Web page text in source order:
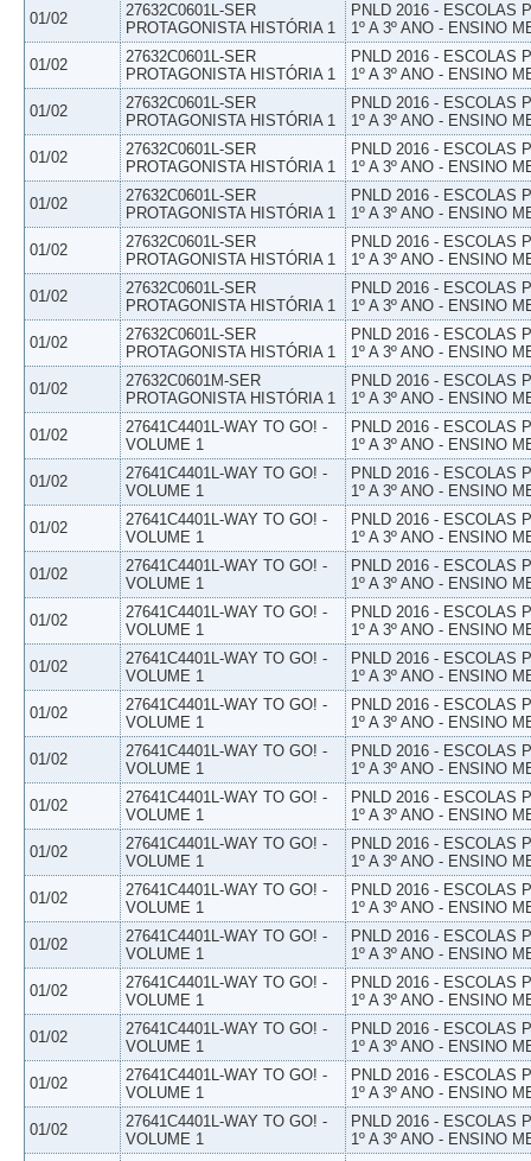
01/02
27632C0601L-SER
PROTAGONISTA HISTÓRIA 1
PNLD 2016 - ESCOLAS
1º A 3º ANO - ENSINO
01/02
27632C0601L-SER
PROTAGONISTA HISTÓRIA 1
PNLD 2016 - ESCOLAS
1º A 3º ANO - ENSINO
01/02
27632C0601L-SER
PROTAGONISTA HISTÓRIA 1
PNLD 2016 - ESCOLAS
1º A 3º ANO - ENSINO
01/02
27632C0601L-SER
PROTAGONISTA HISTÓRIA 1
PNLD 2016 - ESCOLAS
1º A 3º ANO - ENSINO
01/02
27632C0601L-SER
PROTAGONISTA HISTÓRIA 1
PNLD 2016 - ESCOLAS
1º A 3º ANO - ENSINO
01/02
27632C0601L-SER
PROTAGONISTA HISTÓRIA 1
PNLD 2016 - ESCOLAS
1º A 3º ANO - ENSINO
01/02
27632C0601L-SER
PROTAGONISTA HISTÓRIA 1
PNLD 2016 - ESCOLAS
1º A 3º ANO - ENSINO
01/02
27632C0601L-SER
PROTAGONISTA HISTÓRIA 1
PNLD 2016 - ESCOLAS
1º A 3º ANO - ENSINO
01/02
27632C0601M-SER
PROTAGONISTA HISTÓRIA 1
PNLD 2016 - ESCOLAS
1º A 3º ANO - ENSINO
01/02
27641C4401L-WAY TO GO! -
VOLUME 1
PNLD 2016 - ESCOLAS
1º A 3º ANO - ENSINO
01/02
27641C4401L-WAY TO GO! -
VOLUME 1
PNLD 2016 - ESCOLAS
1º A 3º ANO - ENSINO
01/02
27641C4401L-WAY TO GO! -
VOLUME 1
PNLD 2016 - ESCOLAS
1º A 3º ANO - ENSINO
01/02
27641C4401L-WAY TO GO! -
VOLUME 1
PNLD 2016 - ESCOLAS
1º A 3º ANO - ENSINO
01/02
27641C4401L-WAY TO GO! -
VOLUME 1
PNLD 2016 - ESCOLAS
1º A 3º ANO - ENSINO
01/02
27641C4401L-WAY TO GO! -
VOLUME 1
PNLD 2016 - ESCOLAS
1º A 3º ANO - ENSINO
01/02
27641C4401L-WAY TO GO! -
VOLUME 1
PNLD 2016 - ESCOLAS
1º A 3º ANO - ENSINO
01/02
27641C4401L-WAY TO GO! -
VOLUME 1
PNLD 2016 - ESCOLAS
1º A 3º ANO - ENSINO
01/02
27641C4401L-WAY TO GO! -
VOLUME 1
PNLD 2016 - ESCOLAS
1º A 3º ANO - ENSINO
01/02
27641C4401L-WAY TO GO! -
VOLUME 1
PNLD 2016 - ESCOLAS
1º A 3º ANO - ENSINO
01/02
27641C4401L-WAY TO GO! -
VOLUME 1
PNLD 2016 - ESCOLAS
1º A 3º ANO - ENSINO
01/02
27641C4401L-WAY TO GO! -
VOLUME 1
PNLD 2016 - ESCOLAS
1º A 3º ANO - ENSINO
01/02
27641C4401L-WAY TO GO! -
VOLUME 1
PNLD 2016 - ESCOLAS
1º A 3º ANO - ENSINO
01/02
27641C4401L-WAY TO GO! -
VOLUME 1
PNLD 2016 - ESCOLAS
1º A 3º ANO - ENSINO
01/02
27641C4401L-WAY TO GO! -
VOLUME 1
PNLD 2016 - ESCOLAS
1º A 3º ANO - ENSINO
01/02
27641C4401L-WAY TO GO! -
VOLUME 1
PNLD 2016 - ESCOLAS
1º A 3º ANO - ENSINO